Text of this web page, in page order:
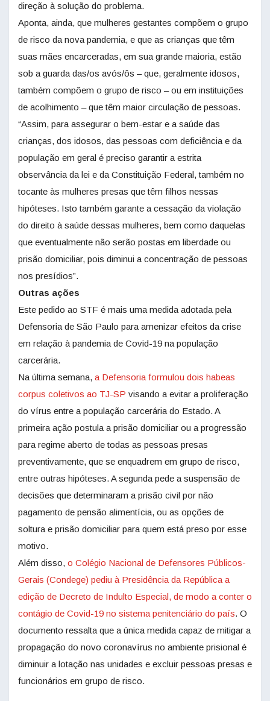
direção à solução do problema.
Aponta, ainda, que mulheres gestantes compõem o grupo
de risco da nova pandemia, e que as crianças que têm
suas mães encarceradas, em sua grande maioria, estão
sob a guarda das/os avós/ôs – que, geralmente idosos,
também compõem o grupo de risco – ou em instituições
de acolhimento – que têm maior circulação de pessoas.
“Assim, para assegurar o bem-estar e a saúde das
crianças, dos idosos, das pessoas com deficiência e da
população em geral é preciso garantir a estrita
observância da lei e da Constituição Federal, também no
tocante às mulheres presas que têm filhos nessas
hipóteses. Isto também garante a cessação da violação
do direito à saúde dessas mulheres, bem como daquelas
que eventualmente não serão postas em liberdade ou
prisão domiciliar, pois diminui a concentração de pessoas
nos presídios”.
Outras ações
Este pedido ao STF é mais uma medida adotada pela
Defensoria de São Paulo para amenizar efeitos da crise
em relação à pandemia de Covid-19 na população
carcerária.
Na última semana, a Defensoria formulou dois habeas
corpus coletivos ao TJ-SP visando a evitar a proliferação
do vírus entre a população carcerária do Estado. A
primeira ação postula a prisão domiciliar ou a progressão
para regime aberto de todas as pessoas presas
preventivamente, que se enquadrem em grupo de risco,
entre outras hipóteses. A segunda pede a suspensão de
decisões que determinaram a prisão civil por não
pagamento de pensão alimentícia, ou as opções de
soltura e prisão domiciliar para quem está preso por esse
motivo.
Além disso, o Colégio Nacional de Defensores Públicos-
Gerais (Condege) pediu à Presidência da República a
edição de Decreto de Indulto Especial, de modo a conter o
contágio de Covid-19 no sistema penitenciário do país. O
documento ressalta que a única medida capaz de mitigar a
propagação do novo coronavírus no ambiente prisional é
diminuir a lotação nas unidades e excluir pessoas presas e
funcionários em grupo de risco.​